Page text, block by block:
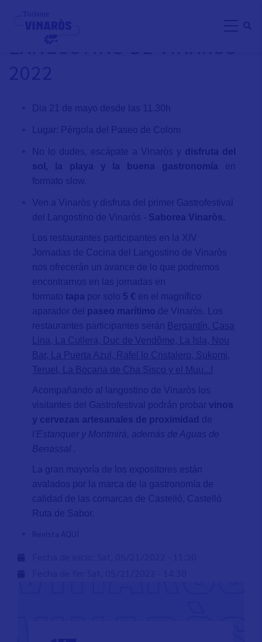
Dia 21 de mayo desde las 11.30h
Lugar: Pérgola del Paseo de Colom
No lo dudes, escápate a Vinaròs y disfruta del
sol, la playa y la buena gastronomía en
formato slow.
Ven a Vinaròs y disfruta del primer Gastrofestival
del Langostino de Vinaròs - Saborea Vinaròs.
Los restaurantes participantes en la XIV
Jornadas de Cocina del Langostino de Vinaròs
nos ofrecerán un avance de lo que podremos
encontrarnos en las jornadas en
formato tapa por solo 5 € en el magnífico
aparador del
paseo marítimo de Vinaròs. Los
restaurantes participantes serán Bergantín, Casa
Lina, La Cullera, Duc de Vendôme, La Isla, Nou
Bar, La Puerta Azul, Rafel lo Cristalero, Sukomi,
Teruel, La Bocana de Cha Sisco y el Muu...!
Acompañando al langostino de Vinaròs los
visitantes del Gastrofestival podrán probar vinos
y cervezas artesanales de proximidad
de
'Estanquer y Montmirà, además de Aguas de
Benassal .
La gran mayoría de los expositores están
avalados por la marca de la gastronomía de
calidad de las comarcas de Castelló, Castelló
Ruta de Sabor.